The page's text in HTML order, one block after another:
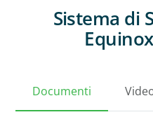
Sistema di
Documenti